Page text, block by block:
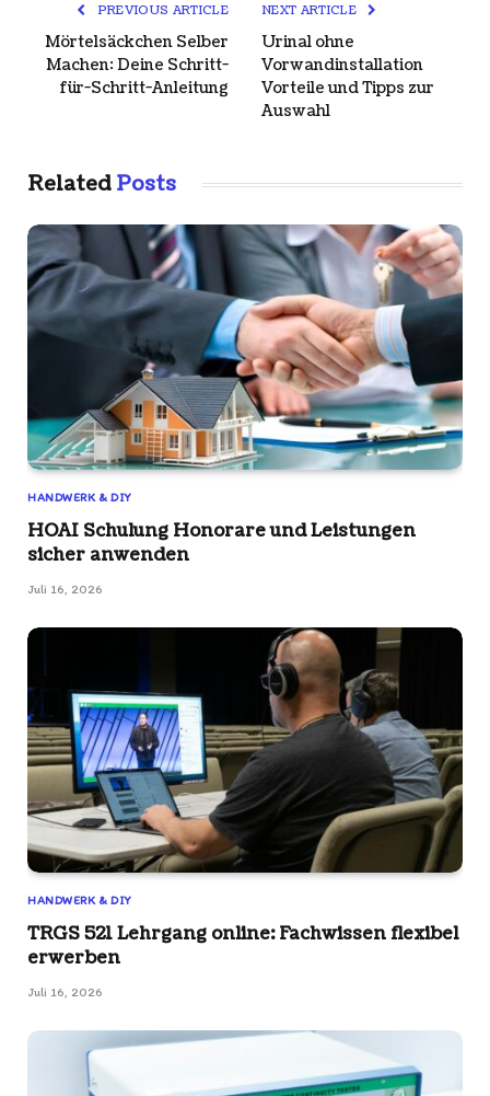
PREVIOUS ARTICLE
Mörtelsäckchen Selber
Machen: Deine Schritt-
für-Schritt-Anleitung
NEXT ARTICLE
Urinal ohne
Vorwandinstallation
Vorteile und Tipps zur
Auswahl
Related Posts
HANDWERK & DIY
HOAI Schulung Honorare und Leistungen
sicher anwenden
Juli 16, 2026
HANDWERK & DIY
TRGS 521 Lehrgang online: Fachwissen flexibel
erwerben
Juli 16, 2026